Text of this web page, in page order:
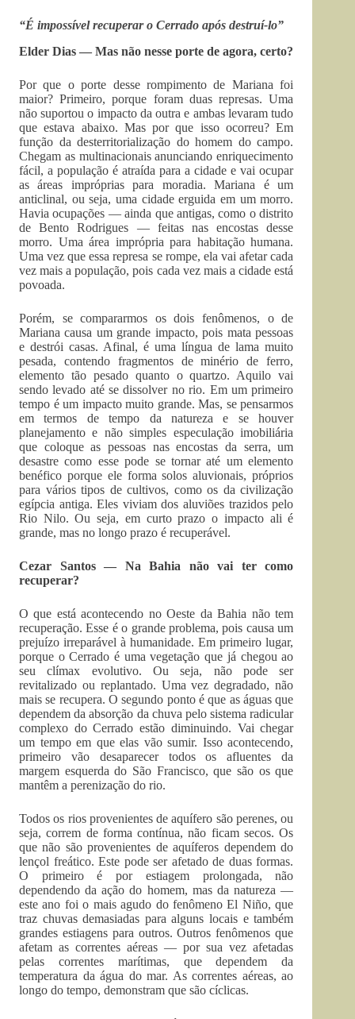
“É impossível recuperar o Cerrado após destruí-lo”
Elder Dias — Mas não nesse porte de agora, certo?
Por que o porte desse rompimento de Mariana foi
maior? Primeiro, porque foram duas represas. Uma
não suportou o impacto da outra e ambas levaram tudo
que estava abaixo. Mas por que isso ocorreu? Em
função da desterritorialização do homem do campo.
Chegam as multinacionais anunciando enriquecimento
fácil, a população é atraída para a cidade e vai ocupar
as áreas impróprias para moradia. Mariana é um
anticlinal, ou seja, uma cidade erguida em um morro.
Havia ocupações — ainda que antigas, como o distrito
de Bento Rodrigues — feitas nas encostas desse
morro. Uma área imprópria para habitação humana.
Uma vez que essa represa se rompe, ela vai afetar cada
vez mais a população, pois cada vez mais a cidade está
povoada.
Porém, se compararmos os dois fenômenos, o de
Mariana causa um grande impacto, pois mata pessoas
e destrói casas. Afinal, é uma língua de lama muito
pesada, contendo fragmentos de minério de ferro,
elemento tão pesado quanto o quartzo. Aquilo vai
sendo levado até se dissolver no rio. Em um primeiro
tempo é um impacto muito grande. Mas, se pensarmos
em termos de tempo da natureza e se houver
planejamento e não simples especulação imobiliária
que coloque as pessoas nas encostas da serra, um
desastre como esse pode se tornar até um elemento
benéfico porque ele forma solos aluvionais, próprios
para vários tipos de cultivos, como os da civilização
egípcia antiga. Eles viviam dos aluviões trazidos pelo
Rio Nilo. Ou seja, em curto prazo o impacto ali é
grande, mas no longo prazo é recuperável.
Cezar Santos — Na Bahia não vai ter como
recuperar?
O que está acontecendo no Oeste da Bahia não tem
recuperação. Esse é o grande problema, pois causa um
prejuízo irreparável à humanidade. Em primeiro lugar,
porque o Cerrado é uma vegetação que já chegou ao
seu clímax evolutivo. Ou seja, não pode ser
revitalizado ou replantado. Uma vez degradado, não
mais se recupera. O segundo ponto é que as águas que
dependem da absorção da chuva pelo sistema radicular
complexo do Cerrado estão diminuindo. Vai chegar
um tempo em que elas vão sumir. Isso acontecendo,
primeiro vão desaparecer todos os afluentes da
margem esquerda do São Fran­cisco, que são os que
mantêm a perenização do rio.
Todos os rios provenientes de aquífero são perenes, ou
seja, correm de forma contínua, não ficam secos. Os
que não são provenientes de aquíferos dependem do
lençol freático. Este pode ser afetado de duas formas.
O primeiro é por estiagem prolongada, não
dependendo da ação do homem, mas da natureza —
este ano foi o mais agudo do fenômeno El Niño, que
traz chuvas demasiadas para alguns locais e também
grandes estiagens para outros. Outros fenômenos que
afetam as correntes aéreas — por sua vez afetadas
pelas correntes marítimas, que dependem da
temperatura da água do mar. As correntes aéreas, ao
longo do tempo, demonstram que são cíclicas.